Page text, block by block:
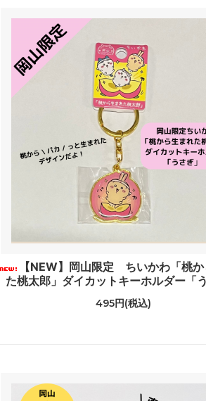
【NEW】岡山限定 ちいかわ「桃
た桃太郎」ダイカットキーホルダー「う
495円(税込)